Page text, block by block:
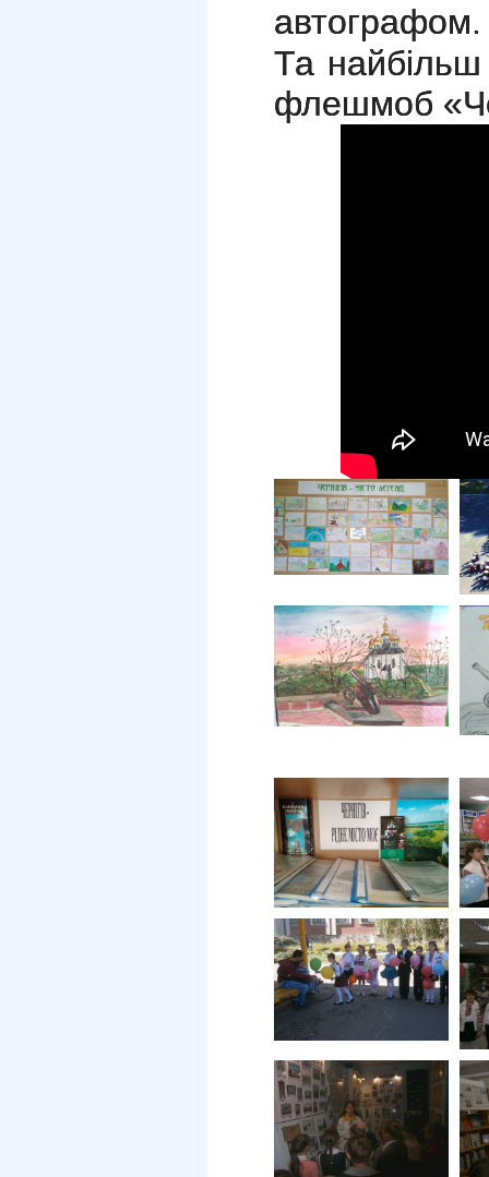
автографом.
Та
флешмоб